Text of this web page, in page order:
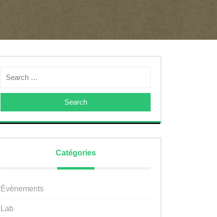
Search
Catégories
Évènements
Lab